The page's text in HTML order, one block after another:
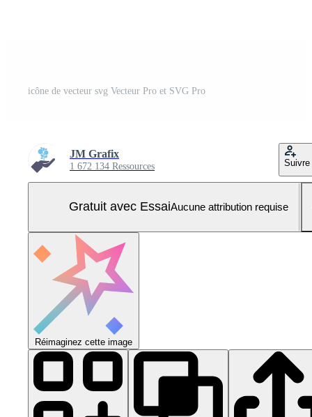
icône de vecteur svg Vecteur Pro et SVG Pro
JM Grafix
1 672 134 Ressources Suivre
Gratuit avec EssaiAucune attribution requise
Réimaginez cette image